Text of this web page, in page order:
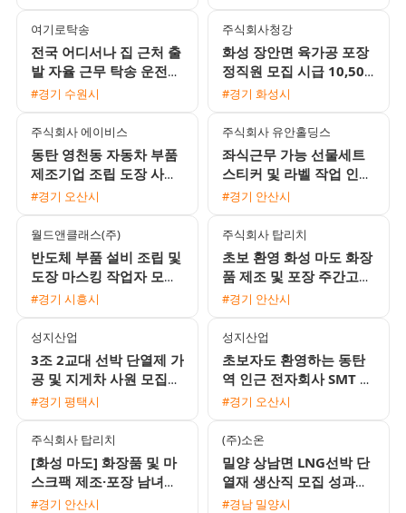
여기로탁송
전국 어디서나 집 근처 출
발 자율 근무 탁송 운전기
사 모집 초보 및 외국인
#경기 수원시
주식회사청강
화성 장안면 육가공 포장
정직원 모집 시급 10,500
원 주간고정 65세 이하 여
스
#경기 화성시
주식회사 에이비스
동탄 영천동 자동차 부품
제조기업 조립 도장 사출
생산직 모집 사출부서 수
#경기 오산시
주식회사 유안홀딩스
좌식근무 가능 선물세트
스티커 및 라벨 작업 인원
모집
#경기 안산시
월드앤클래스(주)
반도체 부품 설비 조립 및
도장 마스킹 작업자 모집
초보 가능
#경기 시흥시
주식회사 탑리치
초보 환영 화성 마도 화장
품 제조 및 포장 주간고정
사원 채용
#경기 안산시
성지산업
3조 2교대 선박 단열제 가
공 및 지게차 사원 모집
상여금과 유류비 지원 1
#경기 평택시
성지산업
초보자도 환영하는 동탄
역 인근 전자회사 SMT 조
립검사 및 오퍼레이터 채
#경기 오산시
주식회사 탑리치
[화성 마도] 화장품 및 마
스크팩 제조·포장 남녀사
원 모집 (주간고정·잔업없
#경기 안산시
(주)소온
밀양 상남면 LNG선박 단
열재 생산직 모집 성과금
110프로 지급 및 근무 형
#경남 밀양시